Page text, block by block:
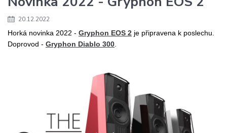
20.12.2022
Horká novinka 2022 - Gryphon EOS 2 je připravena k poslechu.
Doprovod - Gryphon Diablo 300.